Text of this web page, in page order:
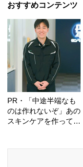
おすすめコンテンツ
PR・「中途半端なも
のは作れないぞ」あの
スキンケアを作ってい